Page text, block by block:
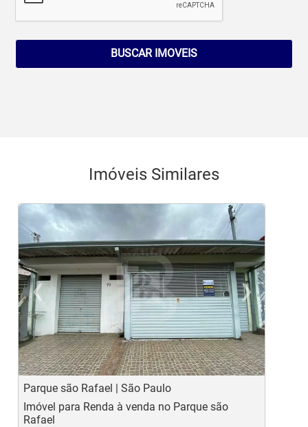
BUSCAR IMOVEIS
Imóveis Similares
‹
Previous
›
Parque são Rafael | São Paulo
Imóvel para Renda à venda no Parque são
Rafael